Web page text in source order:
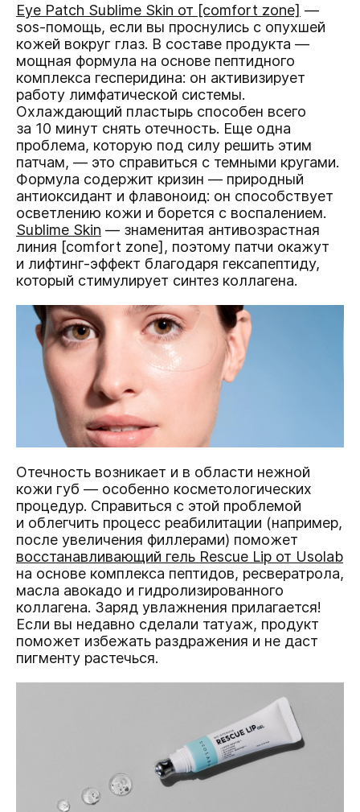
Eye Patch Sublime Skin от [comfort zone] —
sos-помощь, если вы проснулись с опухшей
кожей вокруг глаз. В составе продукта —
мощная формула на основе пептидного
комплекса гесперидина: он активизирует
работу лимфатической системы.
Охлаждающий пластырь способен всего
за 10 минут снять отечность. Еще одна
проблема, которую под силу решить этим
патчам, — это справиться с темными кругами.
Формула содержит кризин — природный
антиоксидант и флавоноид: он способствует
осветлению кожи и борется с воспалением.
Sublime Skin — знаменитая антивозрастная
линия [comfort zone], поэтому патчи окажут
и лифтинг-эффект благодаря гексапептиду,
который стимулирует синтез коллагена.
Отечность возникает и в области нежной
кожи губ — особенно косметологических
процедур. Справиться с этой проблемой
и облегчить процесс реабилитации (например,
после увеличения филлерами) поможет
восстанавливающий гель Rescue Lip от Usolab
на основе комплекса пептидов, ресвератрола,
масла авокадо и гидролизированного
коллагена. Заряд увлажнения прилагается!
Если вы недавно сделали татуаж, продукт
поможет избежать раздражения и не даст
пигменту растечься.